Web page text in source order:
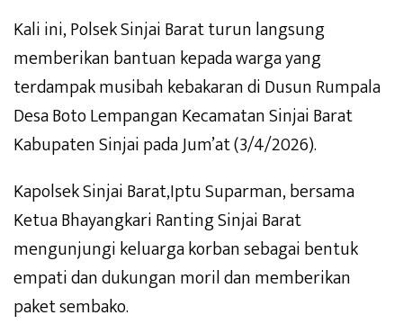
Kali ini, Polsek Sinjai Barat turun langsung
memberikan bantuan kepada warga yang
terdampak musibah kebakaran di Dusun Rumpala
Desa Boto Lempangan Kecamatan Sinjai Barat
Kabupaten Sinjai pada Jum’at (3/4/2026).
Kapolsek Sinjai Barat,Iptu Suparman, bersama
Ketua Bhayangkari Ranting Sinjai Barat
mengunjungi keluarga korban sebagai bentuk
empati dan dukungan moril dan memberikan
paket sembako.